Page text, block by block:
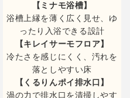
【ミナモ浴槽】
浴槽上縁を薄く広く見せ、ゆ
ったり入浴できる設計
【キレイサーモフロア】
冷たさを感じにくく、汚れを
落としやすい床
【くるりんポイ排水口】
渦の力で排水口を清掃しやす